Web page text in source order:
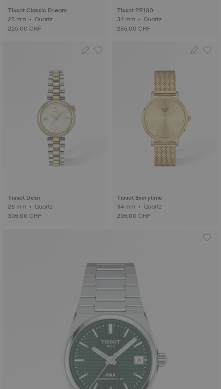
Tissot Classic Dream
28 mm • Quartz
225,00 CHF
Tissot PR100
34 mm • Quartz
285,00 CHF
Tissot Desir
28 mm • Quartz
395,00 CHF
Tissot Everytime
34 mm • Quartz
295,00 CHF